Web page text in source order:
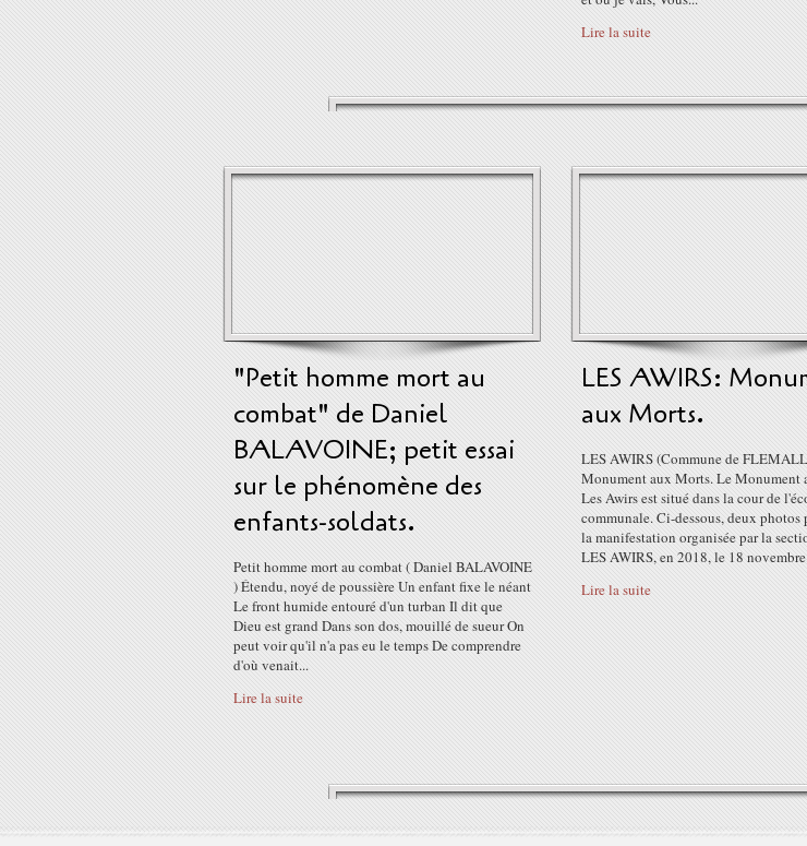
Lire la suite
"Petit homme mort au
combat" de Daniel
BALAVOINE; petit essai
sur le phénomène des
enfants-soldats.
Petit homme mort au combat ( Daniel BALAVOINE
) Étendu, noyé de poussière Un enfant fixe le néant
Le front humide entouré d'un turban Il dit que
Dieu est grand Dans son dos, mouillé de sueur On
peut voir qu'il n'a pas eu le temps De comprendre
d'où venait...
Lire la suite
LES AWIRS:
aux Morts.
LES AWIRS (Commune de
Monument aux Morts. Le Monument
Les Awirs est situé dans la cour de
communale. Ci-dessous, deux photos
la manifestation organisée par la
LES AWIRS, en 2018, le 18
Lire la suite